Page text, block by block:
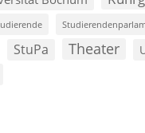
StuPa Theater